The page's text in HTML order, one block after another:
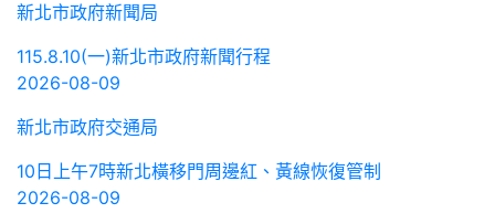
新北市政府新聞局
115.8.10(一)新北市政府新聞行程
2026-08-09
新北市政府交通局
10日上午7時新北橫移門周邊紅、黃線恢復管制
2026-08-09